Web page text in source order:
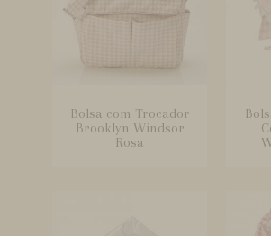
Bolsa com Trocador
Brooklyn Windsor
Rosa